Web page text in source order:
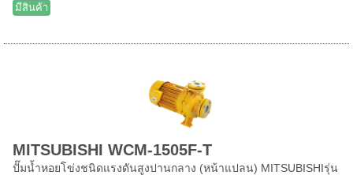
มีสินค้า
MITSUBISHI WCM-1505F-T
ปั๊มน้ำหอยโข่งชนิดแรงดันสูงปานกลาง (หน้าแปลน) MITSUBISHIรุ่น